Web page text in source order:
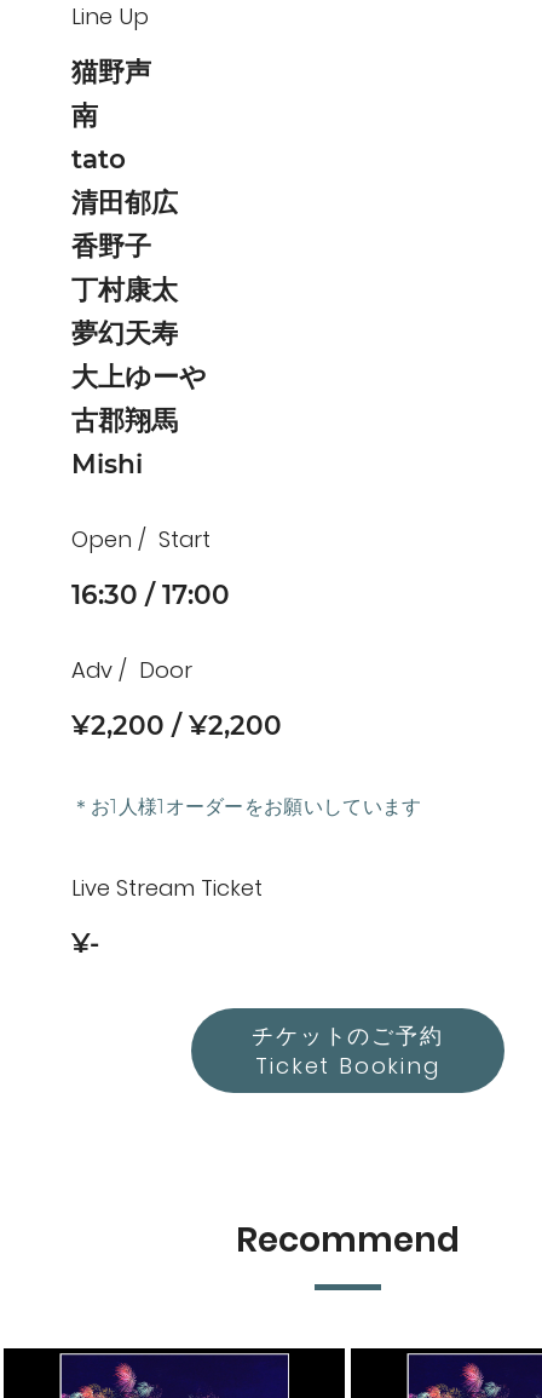
Line Up
猫野声
南
tato
清田郁広
香野子
丁村康太
夢幻天寿
大上ゆーや
古郡翔馬
Mishi
Open Start
16:30 17:00
Adv Door
¥2,200 ¥2,200
＊お1人様1オーダーをお願いしています
Live Stream Ticket
¥-
チケットのご予約
Ticket Booking
Recommend